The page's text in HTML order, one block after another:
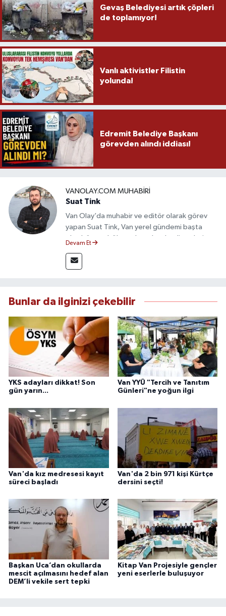
Gevaş Belediyesi artık çöpleri
de toplamıyor!
Vanlı aktivistler Filistin
yolunda!
Edremit Belediye Başkanı
görevden alındı iddiası!
VANOLAY.COM MUHABIRI
Suat Tink
Van Olay’da muhabir ve editör olarak görev
yapan Suat Tink, Van yerel gündemi başta
olmak üzere bölgesel ve ulusal gelişmeleri
mezunu olan Tink, sahadan edindiği bilgilerle
doğruluk, tarafsızlık ve etik ilkeler
Devam Et
Bunlar da ilginizi çekebilir
YKS adayları dikkat! Son
gün yarın...
Van YYÜ "Tercih ve Tanıtım
Günleri"ne yoğun ilgi
Van'da kız medresesi kayıt
süreci başladı
Van'da 2 bin 971 kişi Kürtçe
dersini seçti!
Başkan Uca’dan okullarda
mescit açılmasını hedef alan
DEM’li vekile sert tepki
Kitap Van Projesiyle gençler
yeni eserlerle buluşuyor